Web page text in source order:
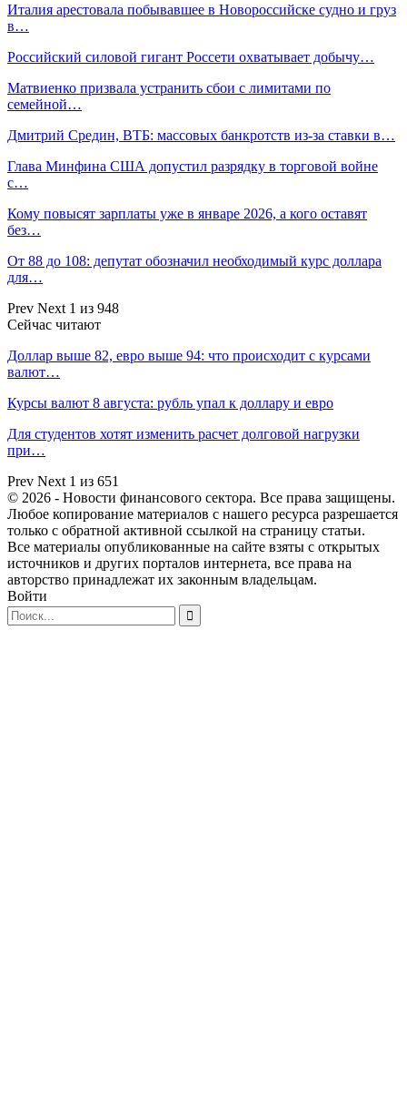
Италия арестовала побывавшее в Новороссийске судно и груз
в…
Российский силовой гигант Россети охватывает добычу…
Матвиенко призвала устранить сбои с лимитами по
семейной…
Дмитрий Средин, ВТБ: массовых банкротств из-за ставки в…
Глава Минфина США допустил разрядку в торговой войне
с…
Кому повысят зарплаты уже в январе 2026, а кого оставят
без…
От 88 до 108: депутат обозначил необходимый курс доллара
для…
Prev Next 1 из 948
Сейчас читают
Доллар выше 82, евро выше 94: что происходит с курсами
валют…
Курсы валют 8 августа: рубль упал к доллару и евро
Для студентов хотят изменить расчет долговой нагрузки
при…
Prev Next 1 из 651
© 2026 - Новости финансового сектора. Все права защищены.
Любое копирование материалов с нашего ресурса разрешается
только с обратной активной ссылкой на страницу статьи.
Все материалы опубликованные на сайте взяты с открытых
источников и других порталов интернета, все права на
авторство принадлежат их законным владельцам.
Войти